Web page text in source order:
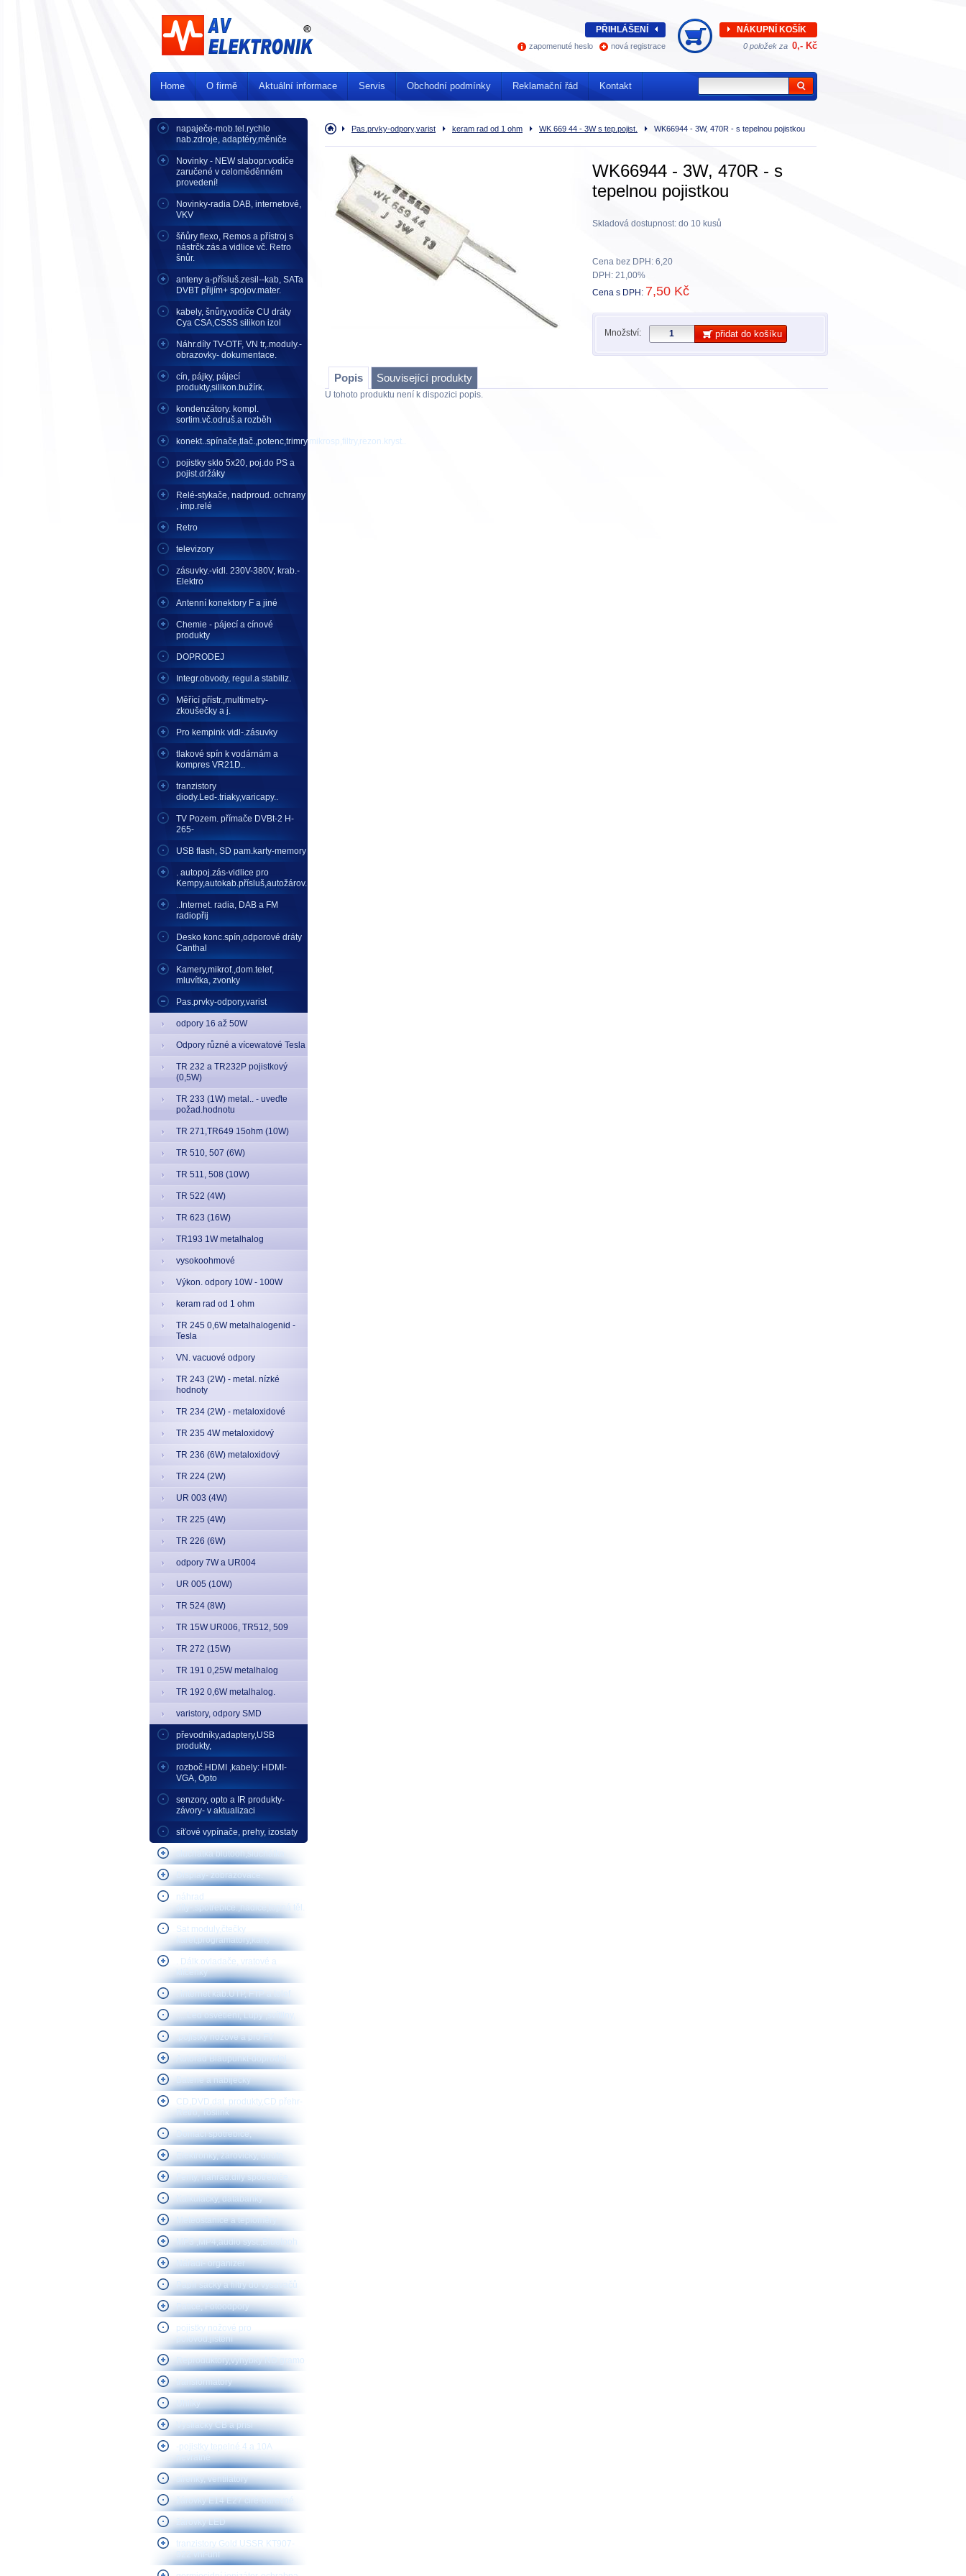
napaječe-mob.tel.rychlo
nab.zdroje, adaptéry,měniče
Novinky - NEW slabopr.vodiče
zaručené v celoměděnném
provedení!
Novinky-radia DAB, internetové,
VKV
šňůry flexo, Remos a přístroj s
nástrčk.zás.a vidlice vč. Retro
šnůr.
anteny a-přísluš.zesil--kab, SATa
DVBT přijím+ spojov.mater.
kabely, šnůry,vodiče CU dráty
Cya CSA,CSSS silikon izol
Náhr.díly TV-OTF, VN tr,.moduly.-
obrazovky- dokumentace.
cín, pájky, pájecí
produkty,silikon.bužírk.
kondenzátory. kompl.
sortim.vč.odruš.a rozběh
konekt..spínače,tlač.,potenc,trimry,mikrosp,filtry,rezon.kryst..
pojistky sklo 5x20, poj.do PS a
pojist.držáky
Relé-stykače, nadproud. ochrany
, imp.relé
Retro
televizory
zásuvky.-vidl. 230V-380V, krab.-
Elektro
Antenní konektory F a jiné
Chemie - pájecí a cínové
produkty
DOPRODEJ
Integr.obvody, regul.a stabiliz.
Měřící přístr.,multimetry-
zkoušečky a j.
Pro kempink vidl-.zásuvky
tlakové spín k vodárnám a
kompres VR21D..
tranzistory
diody.Led-.triaky,varicapy..
TV Pozem. přímače DVBt-2 H-
265-
USB flash, SD pam.karty-memory
. autopoj.zás-vidlice pro
Kempy,autokab.přísluš,autožárov.
..Internet. radia, DAB a FM
radiopřij
Desko konc.spín,odporové dráty
Canthal
Kamery,mikrof.,dom.telef,
mluvítka, zvonky
Pas.prvky-odpory,varist
odpory 16 až 50W
Odpory různé a vícewatové Tesla
TR 232 a TR232P pojistkový
(0,5W)
TR 233 (1W) metal.. - uveďte
požad.hodnotu
TR 271,TR649 15ohm (10W)
TR 510, 507 (6W)
TR 511, 508 (10W)
TR 522 (4W)
TR 623 (16W)
TR193 1W metalhalog
vysokoohmové
Výkon. odpory 10W - 100W
keram rad od 1 ohm
TR 245 0,6W metalhalogenid -
Tesla
VN. vacuové odpory
TR 243 (2W) - metal. nízké
hodnoty
TR 234 (2W) - metaloxidové
TR 235 4W metaloxidový
TR 236 (6W) metaloxidový
TR 224 (2W)
UR 003 (4W)
TR 225 (4W)
TR 226 (6W)
odpory 7W a UR004
UR 005 (10W)
TR 524 (8W)
TR 15W UR006, TR512, 509
TR 272 (15W)
TR 191 0,25W metalhalog
TR 192 0,6W metalhalog.
varistory, odpory SMD
převodníky,adaptery,USB
produkty,
rozboč.HDMI ,kabely: HDMI-
VGA, Opto
senzory, opto a IR produkty-
závory- v aktualizaci
síťové vypínače, prehy, izostaty
sluchátka blutooh,sluchátka
Display- zobrazovače.
náhrad
díly-.spotřebiče.,hadice,topná těl.
Sat moduly,čtečky
karet,programátory,karty
. Dálk.ovladače, vratové a
klíčenky
. internet kab.UTP, FTP a telef
.....Led osvětlení, Lupy ,svítilny,
.pojistky nožové a pro FV
Autorád Blaupunkt-doprodej
Baterie a nabíječky
CD,DVD,dat. produkty,CD přehr-
Retro, Toslink
Domácí spotřebiče,
Elektronky, žárovičky, doutn.
Ferity, náhrad.díly spotřebiče
Kalkulačky, databanky
Meteostanice a teploměry
MP3 ,MP4,audio syst.,Bluetooh
Nářadí- organizér
Papír sáčky a filtry do vysavačů
Patice, Fotoodpory
pojistky nožové pro
polovod.jištění
Reproduktory,vyhybky ND gramo
transformátory
Uhlíky
Vysílačky CB a přísl
-pojistky tepelné 4 a 10A
nevratné
sirenky, ventilátory
žárovky E14 E27 čiré-barevné
žárovky LED
tranzistory Gold USSR KT907-
922 vhf-uhf
Úvodní
stránka
Pas.prvky-odpory,varist keram rad od 1 ohm WK 669 44 - 3W s tep.pojist. WK66944 - 3W, 470R - s tepelnou pojistkou
WK66944 - 3W, 470R - s
tepelnou pojistkou
Skladová dostupnost: do 10 kusů
Cena bez DPH: 6,20
DPH: 21,00%
Cena s DPH: 7,50 Kč
Množství: přidat do košíku
Popis Související produkty
U tohoto produktu není k dispozici popis.
Home O firmě Aktuální informace Servis Obchodní podmínky Reklamační řád Kontakt
PŘIHLÁŠENÍ
zapomenuté heslo nová registrace
NÁKUPNÍ KOŠÍK
0 položek za 0,- Kč